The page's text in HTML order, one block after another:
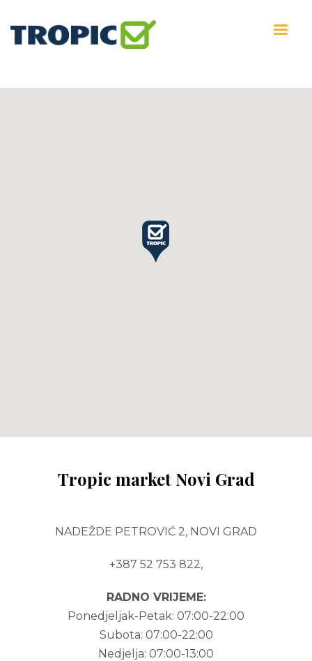
Tropic market Novi Grad
NADEŽDE PETROVIĆ 2, NOVI GRAD
+387 52 753 822,
RADNO VRIJEME:
Ponedjeljak-Petak: 07:00-22:00
Subota: 07:00-22:00
Nedjelja: 07:00-13:00